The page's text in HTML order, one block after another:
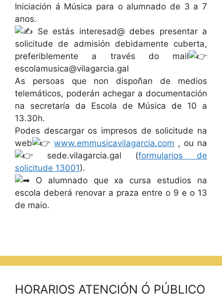
Iniciación á Música para o alumnado de 3 a 7
anos.
Se estás interesad@ debes presentar a
solicitude de admisión debidamente cuberta,
preferiblemente a través do mail
escolamusica@vilagarcia.gal
As persoas que non dispoñan de medios
telemáticos, poderán achegar a documentación
na secretaría da Escola de Música de 10 a
13.30h.
Podes descargar os impresos de solicitude na
web
www.emmusicavilagarcia.com , ou na
sede.vilagarcia.gal (formularios de
solicitude 13001).
O alumnado que xa cursa estudios na
escola deberá renovar a praza entre o 9 e o 13
de maio.
HORARIOS ATENCIÓN Ó PÚBLICO